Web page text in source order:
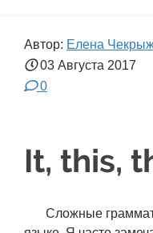
Автор: Елена
03 Августа 2017
0
It, this,
Сложные